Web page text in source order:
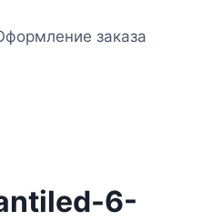
заказа
6-